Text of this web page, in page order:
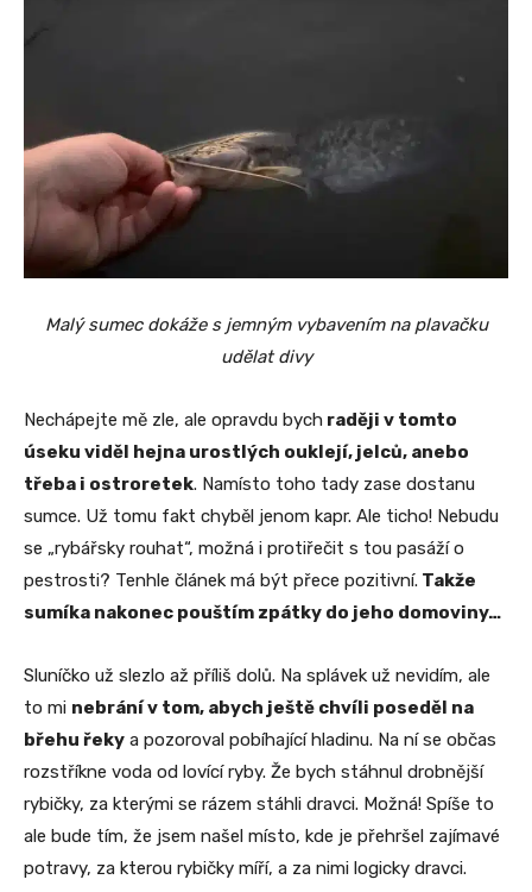
Malý sumec dokáže s jemným vybavením na plavačku
udělat divy
Nechápejte mě zle, ale opravdu bych raději v tomto
úseku viděl hejna urostlých ouklejí, jelců, anebo
třeba i ostroretek. Namísto toho tady zase dostanu
sumce. Už tomu fakt chyběl jenom kapr. Ale ticho! Nebudu
se „rybářsky rouhat“, možná i protiřečit s tou pasáží o
pestrosti? Tenhle článek má být přece pozitivní. Takže
sumíka nakonec pouštím zpátky do jeho domoviny…
Sluníčko už slezlo až příliš dolů. Na splávek už nevidím, ale
to mi nebrání v tom, abych ještě chvíli poseděl na
břehu řeky a pozoroval pobíhající hladinu. Na ní se občas
rozstříkne voda od lovící ryby. Že bych stáhnul drobnější
rybičky, za kterými se rázem stáhli dravci. Možná! Spíše to
ale bude tím, že jsem našel místo, kde je přehršel zajímavé
potravy, za kterou rybičky míří, a za nimi logicky dravci.